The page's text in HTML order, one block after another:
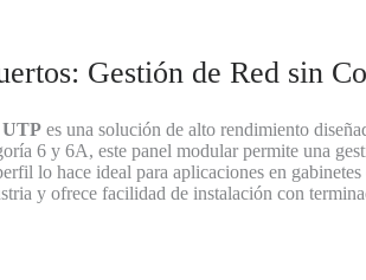
Gestión de Red sin
UTP es una solución de alto rendimiento
6 y 6A, este panel modular permite una
lo hace ideal para aplicaciones en
y ofrece facilidad de instalación con